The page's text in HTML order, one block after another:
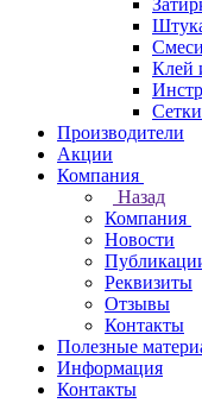
Клей
Производители
Акции
Компания
Назад
Компания
Новости
Реквизиты
Отзывы
Контакты
Полезные
Информация
Контакты